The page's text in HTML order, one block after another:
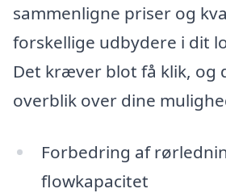
sammenligne priser og
forskellige udbydere i dit
Det kræver blot få klik, og
overblik over dine
Forbedring af
flowkapacitet